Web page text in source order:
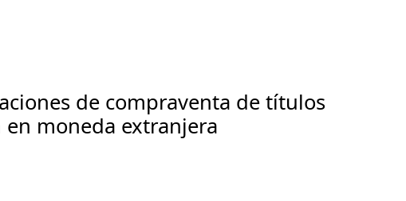
de compraventa de títulos
moneda extranjera